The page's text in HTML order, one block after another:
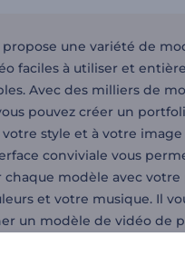
une variété de
faciles à utiliser et
Avec des milliers de
pouvez créer un
style et à votre image
conviviale vous
chaque modèle avec votre
et votre musique. Il
un modèle de vidéo de
d'ajouter votre texte
les points forts de votre